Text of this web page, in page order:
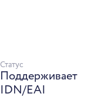
Статус
Поддерживает
IDN/EAI